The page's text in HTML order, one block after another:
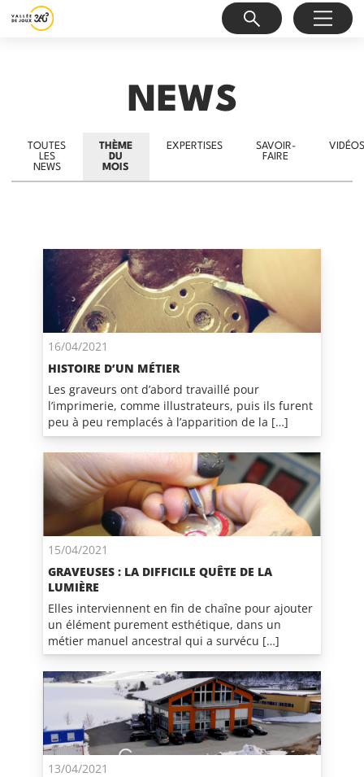
NEWS
TOUTES
LES
NEWS
THÈME
DU
MOIS
EXPERTISES
SAVOIR-
FAIRE
VIDÉOS
16/04/2021
HISTOIRE D’UN MÉTIER
Les graveurs ont d’abord travaillé pour
l’imprimerie, comme illustrateurs, puis ils furent
peu à peu remplacés à l’apparition de la […]
15/04/2021
GRAVEUSES : LA DIFFICILE QUÊTE DE LA
LUMIÈRE
Elles interviennent en fin de chaîne pour ajouter
un élément purement esthétique, dans un
métier manuel ancestral qui a survécu […]
13/04/2021